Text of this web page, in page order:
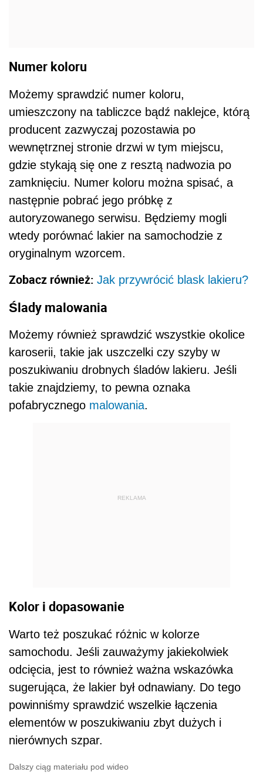
Numer koloru
Możemy sprawdzić numer koloru,
umieszczony na tabliczce bądź naklejce, którą
producent zazwyczaj pozostawia po
wewnętrznej stronie drzwi w tym miejscu,
gdzie stykają się one z resztą nadwozia po
zamknięciu. Numer koloru można spisać, a
następnie pobrać jego próbkę z
autoryzowanego serwisu. Będziemy mogli
wtedy porównać lakier na samochodzie z
oryginalnym wzorcem.
Zobacz również: Jak przywrócić blask lakieru?
Ślady malowania
Możemy również sprawdzić wszystkie okolice
karoserii, takie jak uszczelki czy szyby w
poszukiwaniu drobnych śladów lakieru. Jeśli
takie znajdziemy, to pewna oznaka
pofabrycznego malowania.
REKLAMA
Kolor i dopasowanie
Warto też poszukać różnic w kolorze
samochodu. Jeśli zauważymy jakiekolwiek
odcięcia, jest to również ważna wskazówka
sugerująca, że lakier był odnawiany. Do tego
powinniśmy sprawdzić wszelkie łączenia
elementów w poszukiwaniu zbyt dużych i
nierównych szpar.
Dalszy ciąg materiału pod wideo